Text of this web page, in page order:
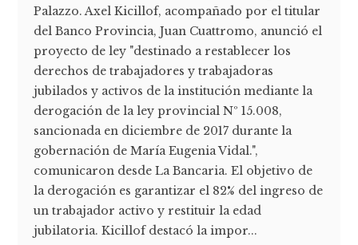
Palazzo. Axel Kicillof, acompañado por el titular
del Banco Provincia, Juan Cuattromo, anunció el
proyecto de ley "destinado a restablecer los
derechos de trabajadores y trabajadoras
jubilados y activos de la institución mediante la
derogación de la ley provincial Nº 15.008,
sancionada en diciembre de 2017 durante la
gobernación de María Eugenia Vidal.",
comunicaron desde La Bancaria. El objetivo de
la derogación es garantizar el 82% del ingreso de
un trabajador activo y restituir la edad
jubilatoria. Kicillof destacó la impor...